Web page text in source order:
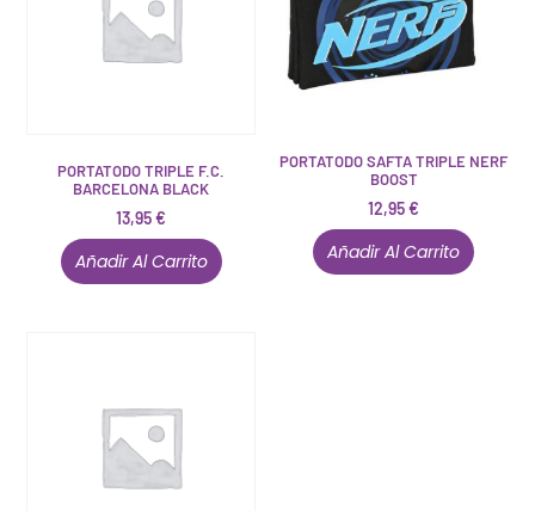
PORTATODO TRIPLE F.C.
BARCELONA BLACK
13,95€
Añadir Al Carrito
PORTATODO SAFTA TRIPLE NERF
BOOST
12,95€
Añadir Al Carrito